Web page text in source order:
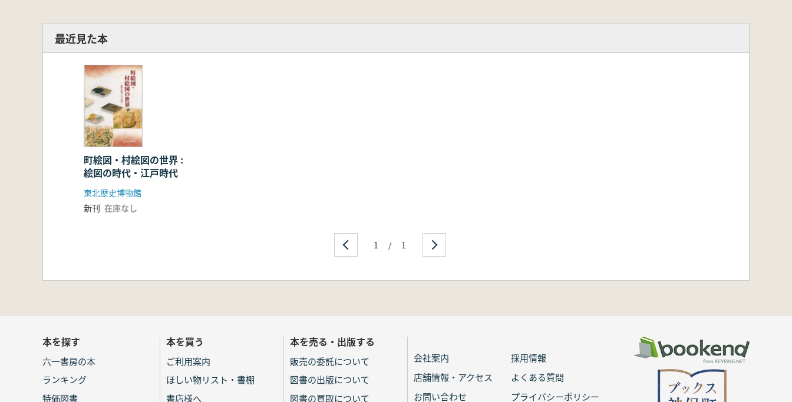
最近見た本
町絵図・村絵図の世界 :
絵図の時代・江戸時代
東北歴史博物館
新刊 在庫なし
1 / 1
本を探す
六一書房の本
ランキング
特価図書
本を買う
ご利用案内
ほしい物リスト・書棚
書店様へ
本を売る・出版する
販売の委託について
図書の出版について
図書の買取について
会社案内
採用情報
店舗情報・アクセス
よくある質問
お問い合わせ
プライバシーポリシー